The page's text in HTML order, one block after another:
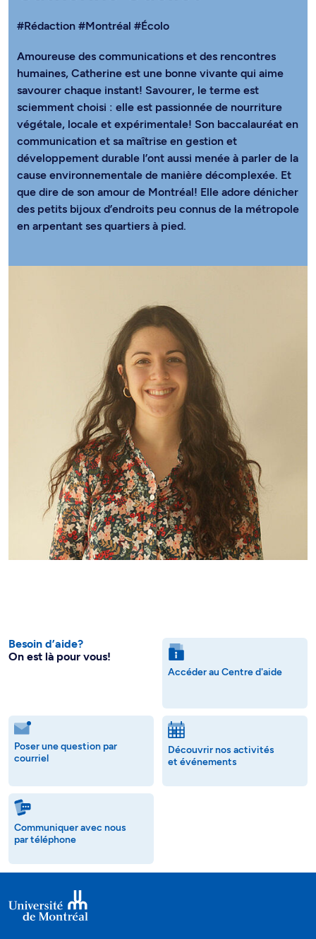
#Rédaction #Montréal #Écolo
Amoureuse des communications et des rencontres
humaines, Catherine est une bonne vivante qui aime
savourer chaque instant! Savourer, le terme est
sciemment choisi : elle est passionnée de nourriture
végétale, locale et expérimentale! Son baccalauréat en
communication et sa maîtrise en gestion et
développement durable l’ont aussi menée à parler de la
cause environnementale de manière décomplexée. Et
que dire de son amour de Montréal! Elle adore dénicher
des petits bijoux d’endroits peu connus de la métropole
en arpentant ses quartiers à pied.
Besoin d’aide?
On est là pour vous!
Accéder au Centre d'aide
Poser une question par
courriel
Découvrir nos activités
et événements
Communiquer avec nous
par téléphone